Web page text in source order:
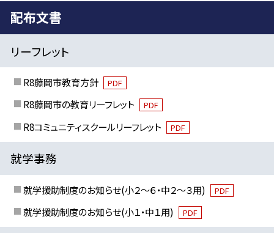
配布文書
リーフレット
R8藤岡市教育方針 PDF
R8藤岡市の教育リーフレット PDF
R8コミュニティスクールリーフレット PDF
就学事務
就学援助制度のお知らせ(小２～６・中２～３用) PDF
就学援助制度のお知らせ(小１・中１用) PDF